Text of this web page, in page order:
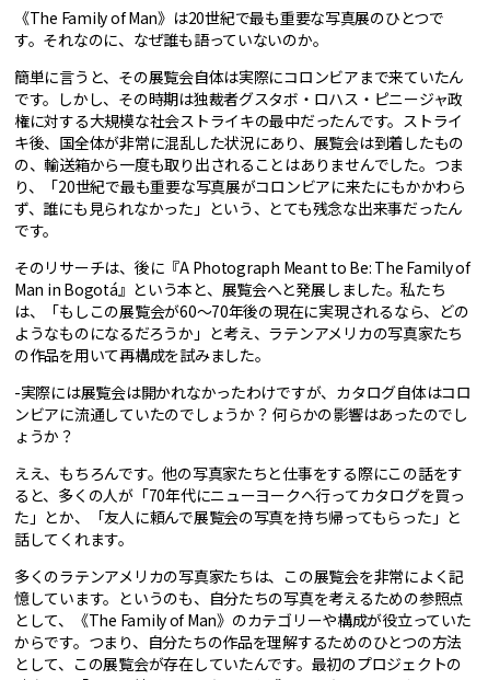
《The Family of Man》は20世紀で最も重要な写真展のひとつで
す。それなのに、なぜ誰も語っていないのか。
簡単に言うと、その展覧会自体は実際にコロンビアまで来ていたん
です。しかし、その時期は独裁者グスタボ・ロハス・ピニージャ政
権に対する大規模な社会ストライキの最中だったんです。ストライ
キ後、国全体が非常に混乱した状況にあり、展覧会は到着したもの
の、輸送箱から一度も取り出されることはありませんでした。つま
り、「20世紀で最も重要な写真展がコロンビアに来たにもかかわら
ず、誰にも見られなかった」という、とても残念な出来事だったん
です。
そのリサーチは、後に『A Photograph Meant to Be: The Family of
Man in Bogotá』という本と、展覧会へと発展しました。私たち
は、「もしこの展覧会が60〜70年後の現在に実現されるなら、どの
ようなものになるだろうか」と考え、ラテンアメリカの写真家たち
の作品を用いて再構成を試みました。
-実際には展覧会は開かれなかったわけですが、カタログ自体はコロ
ンビアに流通していたのでしょうか？ 何らかの影響はあったのでし
ょうか？
ええ、もちろんです。他の写真家たちと仕事をする際にこの話をす
ると、多くの人が「70年代にニューヨークへ行ってカタログを買っ
た」とか、「友人に頼んで展覧会の写真を持ち帰ってもらった」と
話してくれます。
多くのラテンアメリカの写真家たちは、この展覧会を非常によく記
憶しています。というのも、自分たちの写真を考えるための参照点
として、《The Family of Man》のカテゴリーや構成が役立っていた
からです。つまり、自分たちの作品を理解するためのひとつの方法
として、この展覧会が存在していたんです。最初のプロジェクトの